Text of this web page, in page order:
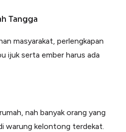
Tangga
masyarakat, perlengkapan
ijuk serta ember harus ada
nah banyak orang yang
warung kelontong terdekat.